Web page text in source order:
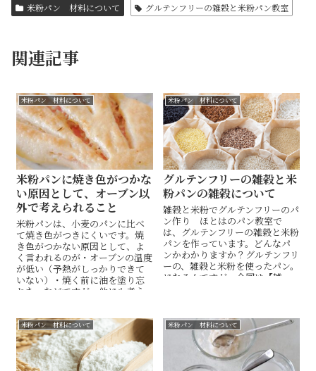
米粉パン 材料について グルテンフリーの雑穀と米粉パン教室
関連記事
米粉パン 材料について
米粉パンに焼き色がつかな
い原因として、オーブン以
外で考えられること
米粉パンは、小麦のパンに比べ
て焼き色がつきにくいです。焼
き色がつかない原因として、よ
く言われるのが・オーブンの温度
が低い（予熱がしっかりできて
いない）・焼く前に油を塗り忘
れた。などですが、他にも考え
米粉パン 材料について
グルテンフリーの雑穀と米
粉パンの雑穀について
雑穀と米粉でグルテンフリーのパ
ン作り ほとはのパン教室で
は、グルテンフリーの雑穀と米粉
パンを作っています。どんなパ
ンかわかりますか？グルテンフリ
ーの、雑穀と米粉を使ったパン。
になるんですが、今回は【雑
米粉パン 材料について 米粉パン 材料について